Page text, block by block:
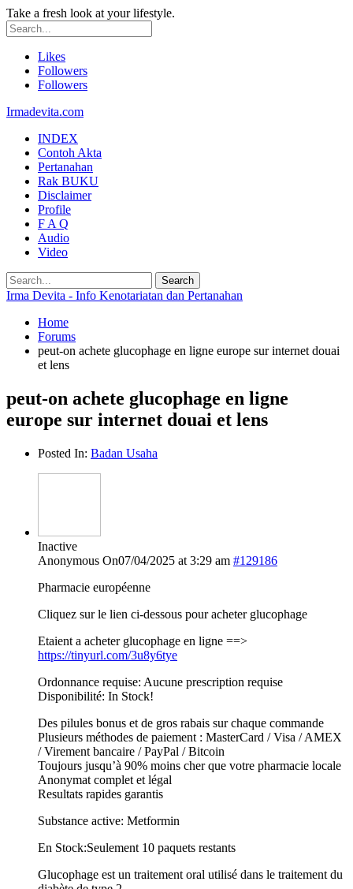
Take a fresh look at your lifestyle.
Likes
Followers
Followers
Irmadevita.com
INDEX
Contoh Akta
Pertanahan
Rak BUKU
Disclaimer
Profile
F A Q
Audio
Video
Irma Devita - Info Kenotariatan dan Pertanahan
Home
Forums
peut-on achete glucophage en ligne europe sur internet douai
et lens
peut-on achete glucophage en ligne
europe sur internet douai et lens
Posted In: Badan Usaha
Inactive
Anonymous On07/04/2025 at 3:29 am #129186
Pharmacie européenne
Cliquez sur le lien ci-dessous pour acheter glucophage
Etaient a acheter glucophage en ligne ==>
https://tinyurl.com/3u8y6tye
Ordonnance requise: Aucune prescription requise
Disponibilité: In Stock!
Des pilules bonus et de gros rabais sur chaque commande
Plusieurs méthodes de paiement : MasterCard / Visa / AMEX
/ Virement bancaire / PayPal / Bitcoin
Toujours jusqu’à 90% moins cher que votre pharmacie locale
Anonymat complet et légal
Resultats rapides garantis
Substance active: Metformin
En Stock:Seulement 10 paquets restants
Glucophage est un traitement oral utilisé dans le traitement du